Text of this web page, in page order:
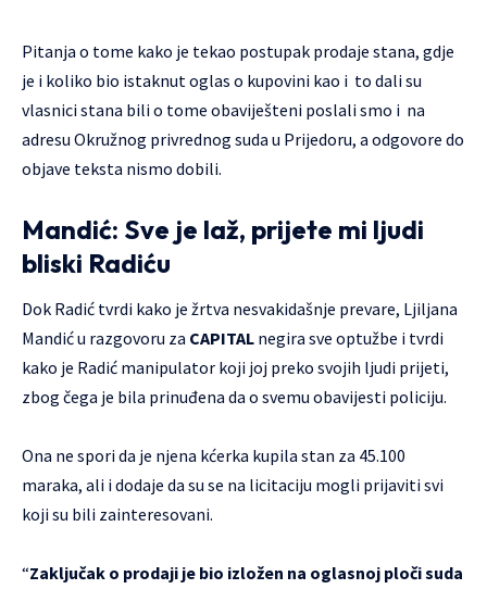
Pitanja o tome kako je tekao postupak prodaje stana, gdje
je i koliko bio istaknut oglas o kupovini kao i to dali su
vlasnici stana bili o tome obaviješteni poslali smo i na
adresu Okružnog privrednog suda u Prijedoru, a odgovore do
objave teksta nismo dobili.
Mandić: Sve je laž, prijete mi ljudi
bliski Radiću
Dok Radić tvrdi kako je žrtva nesvakidašnje prevare, Ljiljana
Mandić u razgovoru za CAPITAL negira sve optužbe i tvrdi
kako je Radić manipulator koji joj preko svojih ljudi prijeti,
zbog čega je bila prinuđena da o svemu obavijesti policiju.
Ona ne spori da je njena kćerka kupila stan za 45.100
maraka, ali i dodaje da su se na licitaciju mogli prijaviti svi
koji su bili zainteresovani.
“Zaključak o prodaji je bio izložen na oglasnoj ploči suda